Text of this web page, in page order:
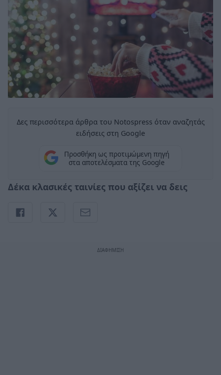
Δες περισσότερα άρθρα του Notospress όταν αναζητάς
ειδήσεις στη Google
Προσθήκη ως προτιμώμενη πηγή
στα αποτελέσματα της Google
Δέκα κλασικές ταινίες που αξίζει να δεις